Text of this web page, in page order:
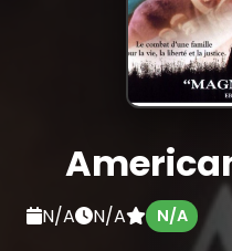
N/A N/A N/A